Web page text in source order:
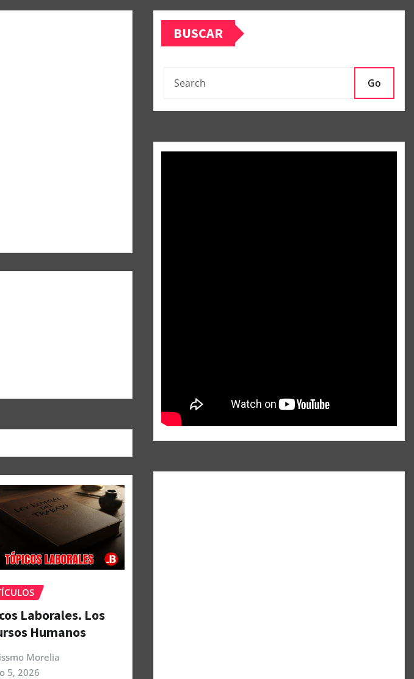
Laborales. Los
Humanos
Morelia
5, 2026
BUSCAR
Go